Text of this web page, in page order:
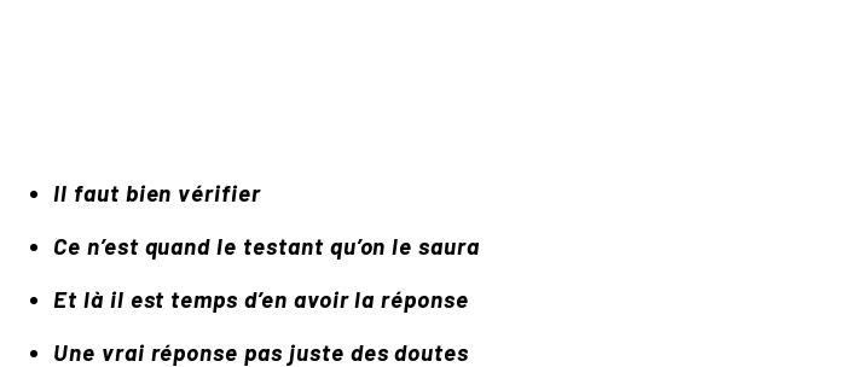
Il faut bien vérifier
Ce n’est quand le testant qu’on le saura
Et là il est temps d’en avoir la réponse
Une vrai réponse pas juste des doutes